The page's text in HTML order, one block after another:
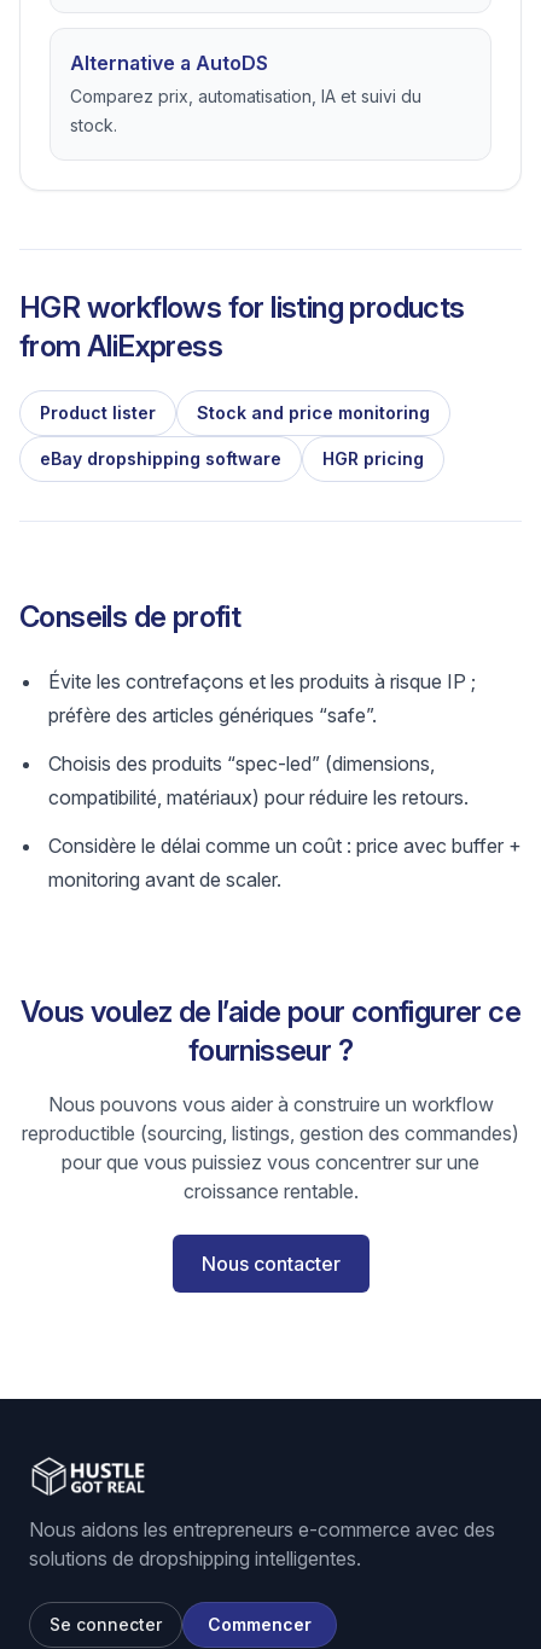
Alternative a AutoDS
Comparez prix, automatisation, IA et suivi du
stock.
HGR workflows for listing products
from AliExpress
Product lister Stock and price monitoring
eBay dropshipping software HGR pricing
Conseils de profit
Évite les contrefaçons et les produits à risque IP ;
préfère des articles génériques “safe”.
Choisis des produits “spec-led” (dimensions,
compatibilité, matériaux) pour réduire les retours.
Considère le délai comme un coût : price avec buffer +
monitoring avant de scaler.
Vous voulez de l’aide pour configurer ce
fournisseur ?
Nous pouvons vous aider à construire un workflow
reproductible (sourcing, listings, gestion des commandes)
pour que vous puissiez vous concentrer sur une
croissance rentable.
Nous contacter
Nous aidons les entrepreneurs e-commerce avec des
solutions de dropshipping intelligentes.
Se connecter Commencer